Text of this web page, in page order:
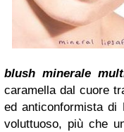
blush minerale
caramella dal cuore
ed anticonformista di
voluttuoso, più che